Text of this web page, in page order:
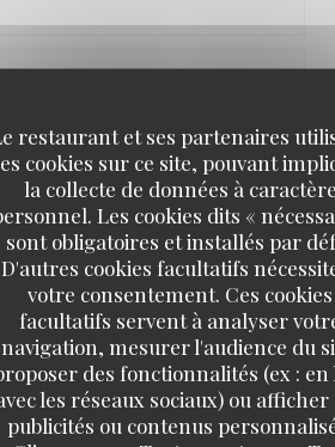
restaurant et ses partenaires
cookies sur ce site, pouvant
la collecte de données à
Les cookies dits «
sont obligatoires et installés par
D'autres cookies facultatifs
votre consentement. Ces cookies
facultatifs servent à analyser
navigation, mesurer l'audience du
des fonctionnalités (ex : en
les réseaux sociaux) ou afficher
publicités ou contenus
: 4/5 CUISINE:
: 4/5
- COUVERTS 2
: 5/5 CUISINE:
: 5/5